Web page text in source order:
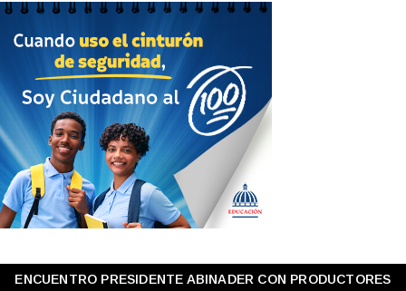
ENCUENTRO PRESIDENTE ABINADER CON PRODUCTORES